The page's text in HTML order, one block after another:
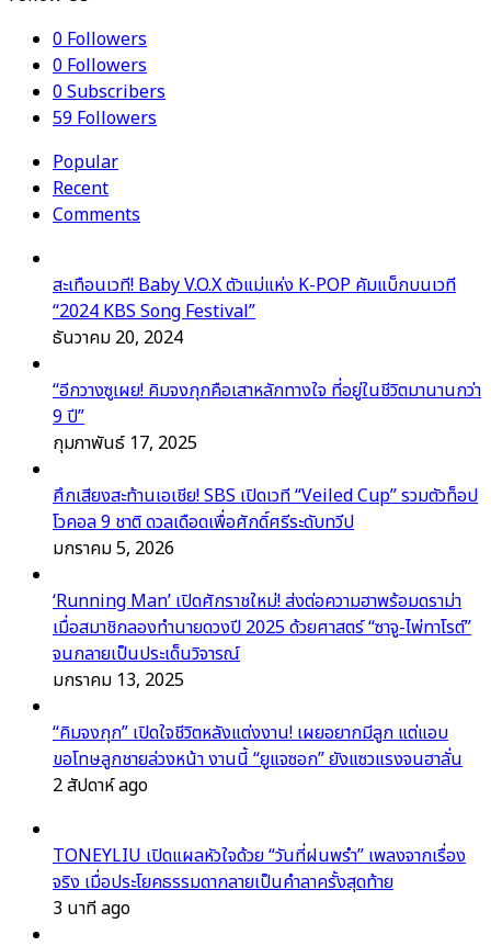
0Followers
0Followers
0Subscribers
59Followers
Popular
Recent
Comments
สะเทือนเวที! Baby V.O.X ตัวแม่แห่ง K-POP คัมแบ็กบนเวที
“2024 KBS Song Festival”
ธันวาคม 20, 2024
“อีกวางซูเผย! คิมจงกุกคือเสาหลักทางใจ ที่อยู่ในชีวิตมานานกว่า
9 ปี”
กุมภาพันธ์ 17, 2025
ศึกเสียงสะท้านเอเชีย! SBS เปิดเวที “Veiled Cup” รวมตัวท็อป
โวคอล 9 ชาติ ดวลเดือดเพื่อศักดิ์ศรีระดับทวีป
มกราคม 5, 2026
‘Running Man’ เปิดศักราชใหม่! ส่งต่อความฮาพร้อมดราม่า
เมื่อสมาชิกลองทำนายดวงปี 2025 ด้วยศาสตร์ “ซาจู-ไพ่ทาโรต์”
จนกลายเป็นประเด็นวิจารณ์
มกราคม 13, 2025
“คิมจงกุก” เปิดใจชีวิตหลังแต่งงาน! เผยอยากมีลูก แต่แอบ
ขอโทษลูกชายล่วงหน้า งานนี้ “ยูแจซอก” ยังแซวแรงจนฮาลั่น
2 สัปดาห์ ago
TONEYLIU เปิดแผลหัวใจด้วย “วันที่ฝนพรำ” เพลงจากเรื่อง
จริง เมื่อประโยคธรรมดากลายเป็นคำลาครั้งสุดท้าย
3 นาที ago